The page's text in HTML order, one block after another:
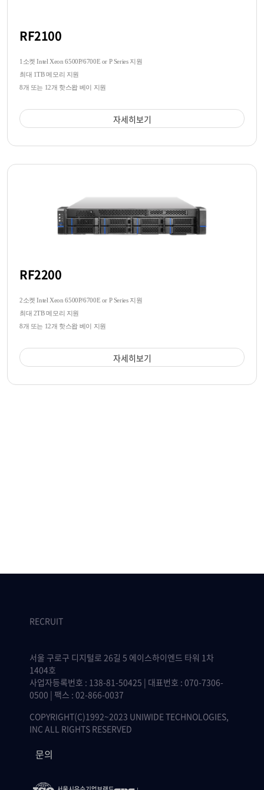
RF2100
1소켓 Intel Xeon 6500P/6700E or P Series 지원
최대 1TB 메모리 지원
8개 또는 12개 핫스왑 베이 지원
자세히보기
RF2200
2소켓 Intel Xeon 6500P/6700E or P Series 지원
최대 2TB 메모리 지원
8개 또는 12개 핫스왑 베이 지원
자세히보기
RECRUIT
서울 구로구 디지털로 26길 5 에이스하이엔드 타워 1차
1404호
사업자등록번호 : 138-81-50425 | 대표번호 : 070-7306-
0500 | 팩스 : 02-866-0037
COPYRIGHT(C)1992~2023 UNIWIDE TECHNOLOGIES,
INC ALL RIGHTS RESERVED
문의